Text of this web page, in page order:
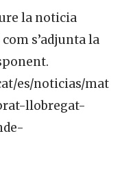
la noticia
s’adjunta la
es/noticias/mat
llobregat-